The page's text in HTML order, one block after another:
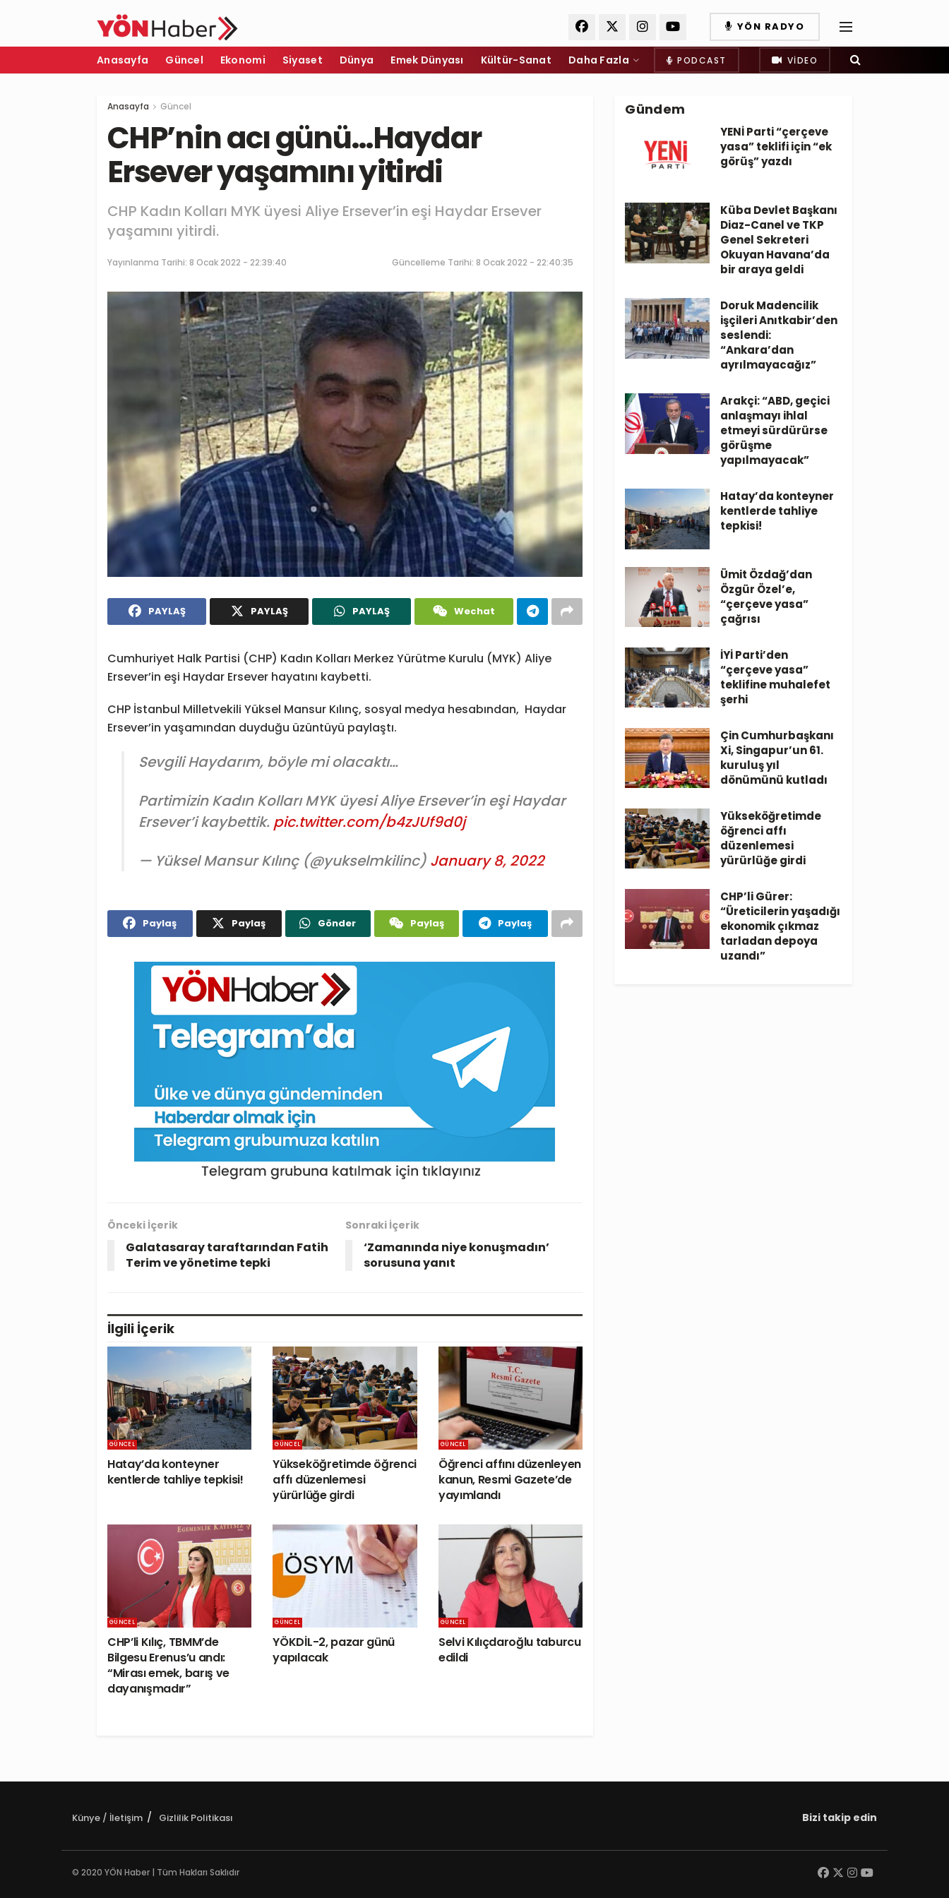
YÖN RADYO
Anasayfa Güncel Ekonomi Siyaset Dünya Emek Dünyası Kültür-Sanat Daha Fazla PODCAST VIDEO
Anasayfa Güncel
CHP’nin acı günü…Haydar
Ersever yaşamını yitirdi
CHP Kadın Kolları MYK üyesi Aliye Ersever’in eşi Haydar Ersever
yaşamını yitirdi.
Yayınlanma Tarihi: 8 Ocak 2022 - 22:39:40 Güncelleme Tarihi: 8 Ocak 2022 - 22:40:35
PAYLAŞ PAYLAŞ PAYLAŞ Wechat
Cumhuriyet Halk Partisi (CHP) Kadın Kolları Merkez Yürütme Kurulu (MYK) Aliye
Ersever’in eşi Haydar Ersever hayatını kaybetti.
CHP İstanbul Milletvekili Yüksel Mansur Kılınç, sosyal medya hesabından, Haydar
Ersever’in yaşamından duyduğu üzüntüyü paylaştı.
Sevgili Haydarım, böyle mi olacaktı…
Partimizin Kadın Kolları MYK üyesi Aliye Ersever’in eşi Haydar
Ersever’i kaybettik. pic.twitter.com/b4zJUf9d0j
— Yüksel Mansur Kılınç (@yukselmkilinc) January 8, 2022
Paylaş Paylaş Gönder Paylaş Paylaş
Önceki İçerik
Galatasaray taraftarından Fatih
Terim ve yönetime tepki
Sonraki İçerik
‘Zamanında niye konuşmadın’
sorusuna yanıt
İlgili İçerik
GÜNCEL
Hatay’da konteyner
kentlerde tahliye tepkisi!
GÜNCEL
Yükseköğretimde öğrenci
affı düzenlemesi
yürürlüğe girdi
GÜNCEL
Öğrenci affını düzenleyen
kanun, Resmi Gazete’de
yayımlandı
GÜNCEL
CHP’li Kılıç, TBMM’de
Bilgesu Erenus’u andı:
“Mirası emek, barış ve
dayanışmadır”
GÜNCEL
YÖKDİL-2, pazar günü
yapılacak
GÜNCEL
Selvi Kılıçdaroğlu taburcu
edildi
Gündem
YENİ Parti “çerçeve
yasa” teklifi için “ek
görüş” yazdı
Küba Devlet Başkanı
Diaz-Canel ve TKP
Genel Sekreteri
Okuyan Havana’da
bir araya geldi
Doruk Madencilik
işçileri Anıtkabir’den
seslendi:
“Ankara’dan
ayrılmayacağız”
Arakçi: “ABD, geçici
anlaşmayı ihlal
etmeyi sürdürürse
görüşme
yapılmayacak”
Hatay’da konteyner
kentlerde tahliye
tepkisi!
Ümit Özdağ’dan
Özgür Özel’e,
“çerçeve yasa”
çağrısı
İYİ Parti’den
“çerçeve yasa”
teklifine muhalefet
şerhi
Çin Cumhurbaşkanı
Xi, Singapur’un 61.
kuruluş yıl
dönümünü kutladı
Yükseköğretimde
öğrenci affı
düzenlemesi
yürürlüğe girdi
CHP’li Gürer:
“Üreticilerin yaşadığı
ekonomik çıkmaz
tarladan depoya
uzandı”
Künye / İletişim Gizlilik Politikası Bizi takip edin
© 2020 YÖN Haber | Tüm Hakları Saklıdır